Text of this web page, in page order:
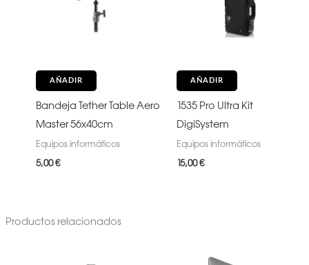
AÑADIR
Bandeja Tether Table Aero
Master 56x40cm
Equipos informáticos
5,00€
AÑADIR
1535 Pro Ultra Kit
DigiSystem
Equipos informáticos
15,00€
Productos relacionados